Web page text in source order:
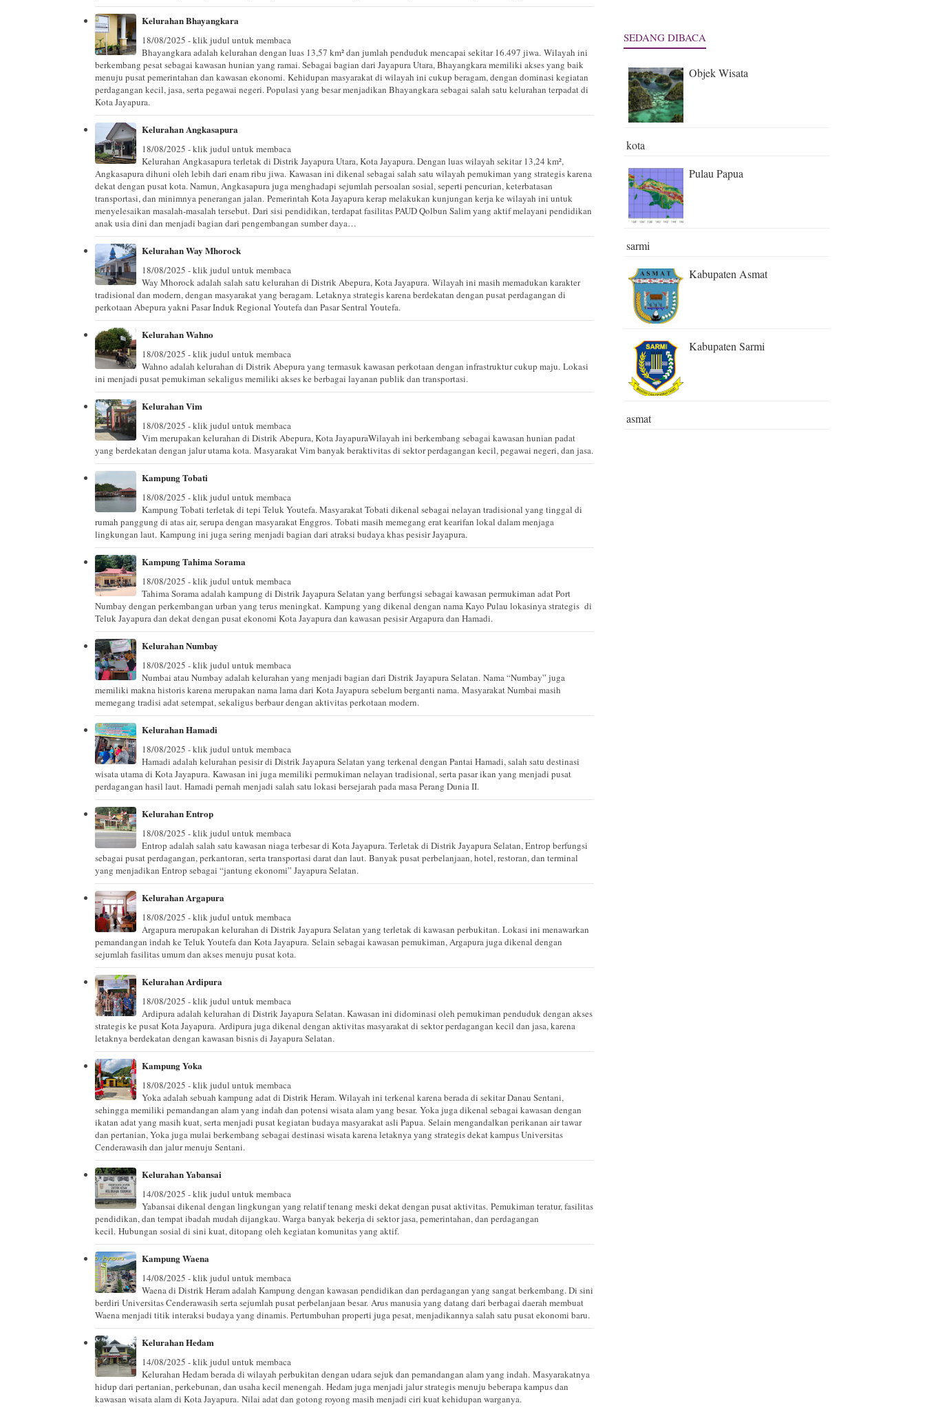
Kelurahan Bhayangkara
18/08/2025 - klik judul untuk membaca
Bhayangkara adalah kelurahan dengan luas 13,57 km² dan jumlah penduduk mencapai sekitar 16.497 jiwa. Wilayah ini
berkembang pesat sebagai kawasan hunian yang ramai. Sebagai bagian dari Jayapura Utara, Bhayangkara memiliki akses yang baik
menuju pusat pemerintahan dan kawasan ekonomi. Kehidupan masyarakat di wilayah ini cukup beragam, dengan dominasi kegiatan
perdagangan kecil, jasa, serta pegawai negeri. Populasi yang besar menjadikan Bhayangkara sebagai salah satu kelurahan terpadat di
Kota Jayapura.
Kelurahan Angkasapura
18/08/2025 - klik judul untuk membaca
Kelurahan Angkasapura terletak di Distrik Jayapura Utara, Kota Jayapura. Dengan luas wilayah sekitar 13,24 km²,
Angkasapura dihuni oleh lebih dari enam ribu jiwa. Kawasan ini dikenal sebagai salah satu wilayah pemukiman yang strategis karena
dekat dengan pusat kota. Namun, Angkasapura juga menghadapi sejumlah persoalan sosial, seperti pencurian, keterbatasan
transportasi, dan minimnya penerangan jalan. Pemerintah Kota Jayapura kerap melakukan kunjungan kerja ke wilayah ini untuk
menyelesaikan masalah-masalah tersebut. Dari sisi pendidikan, terdapat fasilitas PAUD Qolbun Salim yang aktif melayani pendidikan
anak usia dini dan menjadi bagian dari pengembangan sumber daya…
Kelurahan Way Mhorock
18/08/2025 - klik judul untuk membaca
Way Mhorock adalah salah satu kelurahan di Distrik Abepura, Kota Jayapura. Wilayah ini masih memadukan karakter
tradisional dan modern, dengan masyarakat yang beragam. Letaknya strategis karena berdekatan dengan pusat perdagangan di
perkotaan Abepura yakni Pasar Induk Regional Youtefa dan Pasar Sentral Youtefa.
Kelurahan Wahno
18/08/2025 - klik judul untuk membaca
Wahno adalah kelurahan di Distrik Abepura yang termasuk kawasan perkotaan dengan infrastruktur cukup maju. Lokasi
ini menjadi pusat pemukiman sekaligus memiliki akses ke berbagai layanan publik dan transportasi.
Kelurahan Vim
18/08/2025 - klik judul untuk membaca
Vim merupakan kelurahan di Distrik Abepura, Kota JayapuraWilayah ini berkembang sebagai kawasan hunian padat
yang berdekatan dengan jalur utama kota. Masyarakat Vim banyak beraktivitas di sektor perdagangan kecil, pegawai negeri, dan jasa.
Kampung Tobati
18/08/2025 - klik judul untuk membaca
Kampung Tobati terletak di tepi Teluk Youtefa. Masyarakat Tobati dikenal sebagai nelayan tradisional yang tinggal di
rumah panggung di atas air, serupa dengan masyarakat Enggros. Tobati masih memegang erat kearifan lokal dalam menjaga
lingkungan laut. Kampung ini juga sering menjadi bagian dari atraksi budaya khas pesisir Jayapura.
Kampung Tahima Sorama
18/08/2025 - klik judul untuk membaca
Tahima Sorama adalah kampung di Distrik Jayapura Selatan yang berfungsi sebagai kawasan permukiman adat Port
Numbay dengan perkembangan urban yang terus meningkat. Kampung yang dikenal dengan nama Kayo Pulau lokasinya strategis di
Teluk Jayapura dan dekat dengan pusat ekonomi Kota Jayapura dan kawasan pesisir Argapura dan Hamadi.
Kelurahan Numbay
18/08/2025 - klik judul untuk membaca
Numbai atau Numbay adalah kelurahan yang menjadi bagian dari Distrik Jayapura Selatan. Nama “Numbay” juga
memiliki makna historis karena merupakan nama lama dari Kota Jayapura sebelum berganti nama. Masyarakat Numbai masih
memegang tradisi adat setempat, sekaligus berbaur dengan aktivitas perkotaan modern.
Kelurahan Hamadi
18/08/2025 - klik judul untuk membaca
Hamadi adalah kelurahan pesisir di Distrik Jayapura Selatan yang terkenal dengan Pantai Hamadi, salah satu destinasi
wisata utama di Kota Jayapura. Kawasan ini juga memiliki permukiman nelayan tradisional, serta pasar ikan yang menjadi pusat
perdagangan hasil laut. Hamadi pernah menjadi salah satu lokasi bersejarah pada masa Perang Dunia II.
Kelurahan Entrop
18/08/2025 - klik judul untuk membaca
Entrop adalah salah satu kawasan niaga terbesar di Kota Jayapura. Terletak di Distrik Jayapura Selatan, Entrop berfungsi
sebagai pusat perdagangan, perkantoran, serta transportasi darat dan laut. Banyak pusat perbelanjaan, hotel, restoran, dan terminal
yang menjadikan Entrop sebagai “jantung ekonomi” Jayapura Selatan.
Kelurahan Argapura
18/08/2025 - klik judul untuk membaca
Argapura merupakan kelurahan di Distrik Jayapura Selatan yang terletak di kawasan perbukitan. Lokasi ini menawarkan
pemandangan indah ke Teluk Youtefa dan Kota Jayapura. Selain sebagai kawasan pemukiman, Argapura juga dikenal dengan
sejumlah fasilitas umum dan akses menuju pusat kota.
Kelurahan Ardipura
18/08/2025 - klik judul untuk membaca
Ardipura adalah kelurahan di Distrik Jayapura Selatan. Kawasan ini didominasi oleh pemukiman penduduk dengan akses
strategis ke pusat Kota Jayapura. Ardipura juga dikenal dengan aktivitas masyarakat di sektor perdagangan kecil dan jasa, karena
letaknya berdekatan dengan kawasan bisnis di Jayapura Selatan.
Kampung Yoka
18/08/2025 - klik judul untuk membaca
Yoka adalah sebuah kampung adat di Distrik Heram. Wilayah ini terkenal karena berada di sekitar Danau Sentani,
sehingga memiliki pemandangan alam yang indah dan potensi wisata alam yang besar. Yoka juga dikenal sebagai kawasan dengan
ikatan adat yang masih kuat, serta menjadi pusat kegiatan budaya masyarakat asli Papua. Selain mengandalkan perikanan air tawar
dan pertanian, Yoka juga mulai berkembang sebagai destinasi wisata karena letaknya yang strategis dekat kampus Universitas
Cenderawasih dan jalur menuju Sentani.
Kelurahan Yabansai
14/08/2025 - klik judul untuk membaca
Yabansai dikenal dengan lingkungan yang relatif tenang meski dekat dengan pusat aktivitas. Pemukiman teratur, fasilitas
pendidikan, dan tempat ibadah mudah dijangkau. Warga banyak bekerja di sektor jasa, pemerintahan, dan perdagangan
kecil. Hubungan sosial di sini kuat, ditopang oleh kegiatan komunitas yang aktif.
Kampung Waena
14/08/2025 - klik judul untuk membaca
Waena di Distrik Heram adalah Kampung dengan kawasan pendidikan dan perdagangan yang sangat berkembang. Di sini
berdiri Universitas Cenderawasih serta sejumlah pusat perbelanjaan besar. Arus manusia yang datang dari berbagai daerah membuat
Waena menjadi titik interaksi budaya yang dinamis. Pertumbuhan properti juga pesat, menjadikannya salah satu pusat ekonomi baru.
Kelurahan Hedam
14/08/2025 - klik judul untuk membaca
Kelurahan Hedam berada di wilayah perbukitan dengan udara sejuk dan pemandangan alam yang indah. Masyarakatnya
hidup dari pertanian, perkebunan, dan usaha kecil menengah. Hedam juga menjadi jalur strategis menuju beberapa kampus dan
kawasan wisata alam di Kota Jayapura. Nilai adat dan gotong royong masih menjadi ciri kuat kehidupan warganya.
SEDANG DIBACA
Objek Wisata
kota
Pulau Papua
sarmi
Kabupaten Asmat
Kabupaten Sarmi
asmat